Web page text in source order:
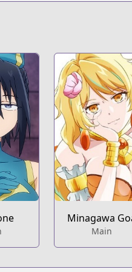
series/410908/
Minagawa
Main